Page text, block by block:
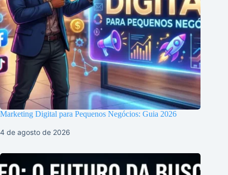
Marketing Digital para Pequenos Negócios: Guia 2026
4 de agosto de 2026